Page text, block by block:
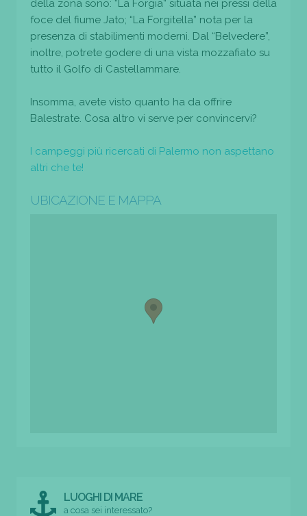
della zona sono: “La Forgia” situata nei pressi della
foce del fiume Jato; “La Forgitella” nota per la
presenza di stabilimenti moderni. Dal “Belvedere”,
inoltre, potrete godere di una vista mozzafiato su
tutto il Golfo di Castellammare.
Insomma, avete visto quanto ha da offrire
Balestrate. Cosa altro vi serve per convincervi?
I campeggi più ricercati di Palermo non aspettano
altri che te!
UBICAZIONE E MAPPA
LUOGHI DI MARE
a cosa sei interessato?